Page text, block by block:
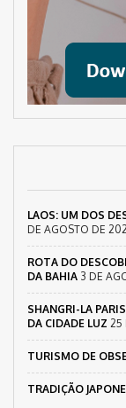
LAOS: UM DOS
DE AGOSTO DE
ROTA DO
DA BAHIA 3 DE
SHANGRI-LA
DA CIDADE LUZ 25
TURISMO DE
TRADIÇÃO